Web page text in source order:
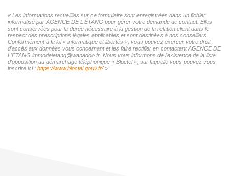
« Les informations recueillies sur ce formulaire sont enregistrées dans un fichier
informatisé par AGENCE DE L'ÉTANG pour gérer votre demande de contact. Elles
sont conservées pour la durée nécessaire à la gestion de la relation client dans le
respect des prescriptions légales applicables et sont destinées à nos conseillers
Conformément à la loi « informatique et libertés », vous pouvez exercer votre droit
d'accès aux données vous concernant et les faire rectifier en contactant AGENCE DE
L'ÉTANG immodeletang@wanadoo.fr. Nous vous informons de l'existence de la liste
d'opposition au démarchage téléphonique « Bloctel », sur laquelle vous pouvez vous
inscrire ici : https://www.bloctel.gouv.fr/»